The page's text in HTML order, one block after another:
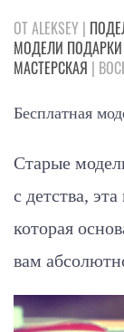
ОТ ALEKSEY |
МОДЕЛИ ПОДАРКИ
МАСТЕРСКАЯ |
Бесплатная
Старые
с детства,
которая
вам